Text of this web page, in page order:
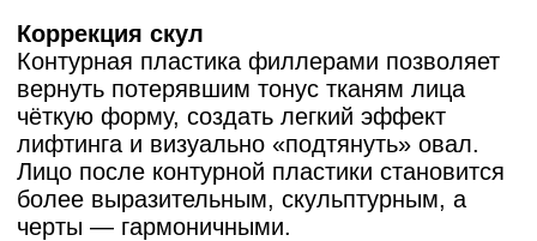
ИСПОЛЬЗУЮТСЯ?
Для контурной пластики применяются
инъекционные препараты,
восстанавливающие утраченные объёмы и
разглаживающие морщины. Основное
различие между ними — в составе и
механизме действия.